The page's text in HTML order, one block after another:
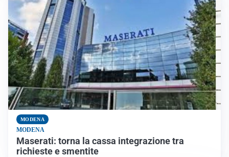
MODENA
MODENA
Maserati: torna la cassa integrazione tra
richieste e smentite